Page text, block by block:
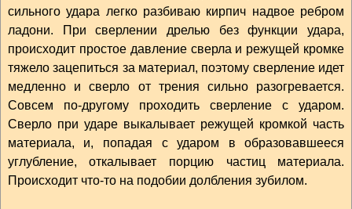
сильного удара легко разбиваю кирпич надвое ребром
ладони. При сверлении дрелью без функции удара,
происходит простое давление сверла и режущей кромке
тяжело зацепиться за материал, поэтому сверление идет
медленно и сверло от трения сильно разогревается.
Совсем по-другому проходить сверление с ударом.
Сверло при ударе выкалывает режущей кромкой часть
материала, и, попадая с ударом в образовавшееся
углубление, откалывает порцию частиц материала.
Происходит что-то на подобии долбления зубилом.